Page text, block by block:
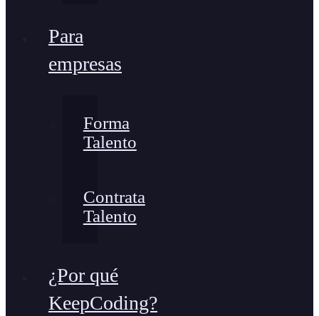
Para
empresas
Forma
Talento
Contrata
Talento
¿Por qué
KeepCoding?